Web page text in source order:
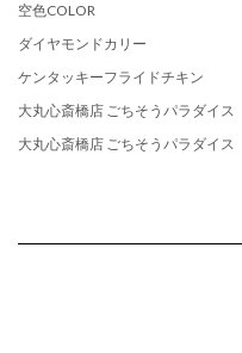
空色COLOR
ダイヤモンドカリー
ケンタッキーフライドチキン
大丸心斎橋店 ごちそうパラダイス
大丸心斎橋店 ごちそうパラダイス